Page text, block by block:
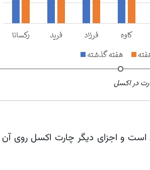
در اکسل
و اجزای دیگر چارت اکسل روی آن